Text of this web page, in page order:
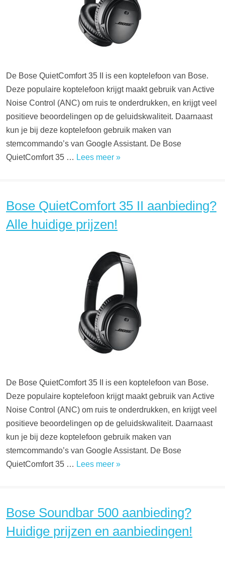
De Bose QuietComfort 35 II is een koptelefoon van Bose.
Deze populaire koptelefoon krijgt maakt gebruik van Active
Noise Control (ANC) om ruis te onderdrukken, en krijgt veel
positieve beoordelingen op de geluidskwaliteit. Daarnaast
kun je bij deze koptelefoon gebruik maken van
stemcommando’s van Google Assistant. De Bose
QuietComfort 35 … Lees meer »
Bose QuietComfort 35 II aanbieding?
Alle huidige prijzen!
De Bose QuietComfort 35 II is een koptelefoon van Bose.
Deze populaire koptelefoon krijgt maakt gebruik van Active
Noise Control (ANC) om ruis te onderdrukken, en krijgt veel
positieve beoordelingen op de geluidskwaliteit. Daarnaast
kun je bij deze koptelefoon gebruik maken van
stemcommando’s van Google Assistant. De Bose
QuietComfort 35 … Lees meer »
Bose Soundbar 500 aanbieding?
Huidige prijzen en aanbiedingen!